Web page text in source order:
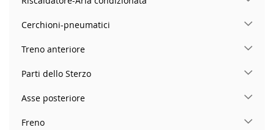
Cerchioni-pneumatici
Treno anteriore
Parti dello Sterzo
Asse posteriore
Freno